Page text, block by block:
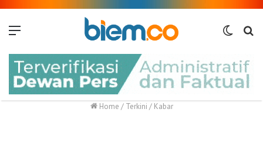
Switch
Home / Terkini / Kabar